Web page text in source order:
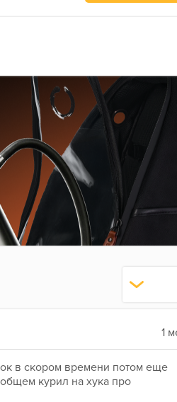
в скором времени потом еще
курил на хука про